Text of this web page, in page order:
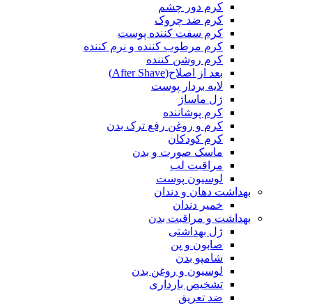
کرم دور چشم
کرم ضد چروک
کرم سفت کننده پوست
کرم مرطوب کننده و نرم کننده
کرم روشن کننده
بعد از اصلاح(After Shave)
لایه بردار پوست
ژل ماساژ
کرم پوشاننده
کرم و روغن رفع ترک بدن
کرم کودکان
ماسک صورت و بدن
مراقبت لب
لوسیون پوست
بهداشت دهان و دندان
خمیر دندان
بهداشت و مراقبت بدن
ژل بهداشتی
صابون و پن
شامپو بدن
لوسیون و روغن بدن
تشخیص بارداری
ضد تعریق